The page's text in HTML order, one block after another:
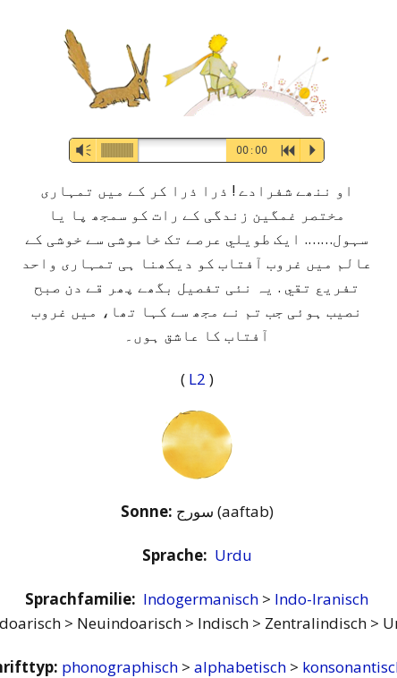
Audio-
Vm 00:00 R P
او ننھے شفرادے ! ذرا ذرا کر کے میں تمہاری
مختصر غمگین زندگی کے رات کو سمجھ پا یا
سہول……. ایک طویلي عرصے تک خاموشی سے خوشی کے
عالم میں غروب آفتاب کو دیکھنا ہی تمہاری واحد
تفريع تقي . یہ نئی تفصیل بگھے پھر قے دن صبح
نصیب ہوئی جب تم نے مجھ سے کہا تھا، میں غروب
آفتاب کا عاشق ہوں۔
( L2 )
Sonne: سورج (aaftab)
Sprache: Urdu
Sprachfamilie: Indogermanisch > Indo-Iranisch
> Neuindoarisch > Indisch > Zentralindisch >
phonographisch > alphabetisch >